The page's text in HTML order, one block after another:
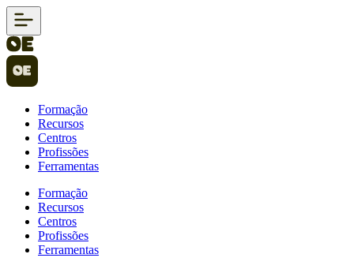
Formação
Recursos
Centros
Profissões
Ferramentas
Formação
Recursos
Centros
Profissões
Ferramentas